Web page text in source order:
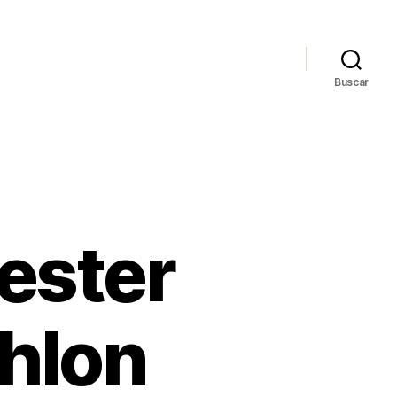
Buscar